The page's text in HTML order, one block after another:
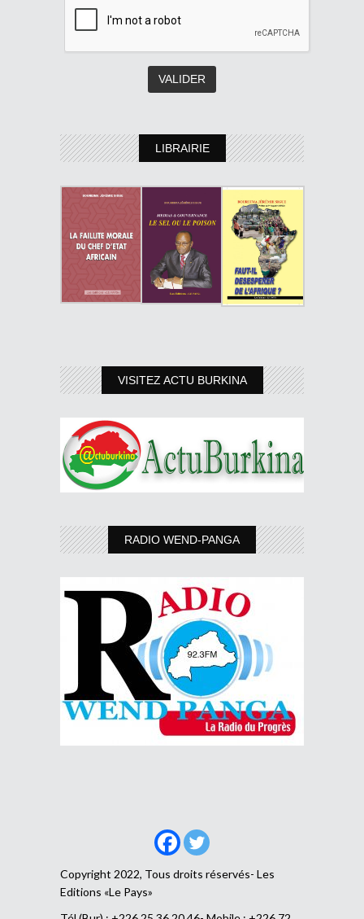
LIBRAIRIE
VISITEZ ACTU BURKINA
RADIO WEND-PANGA
Copyright 2022, Tous droits réservés- Les
Editions «Le Pays»